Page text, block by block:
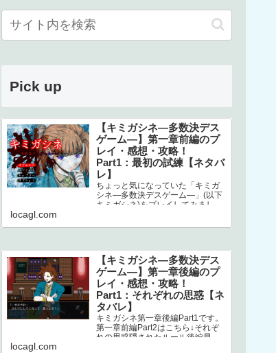
Pick up
【キミガシネ―多数決デス
ゲーム―】第一章前編のプ
レイ・感想・攻略！
Part1：最初の試練【ネタバ
レ】
ちょっと気になっていた「キミガ
シネ―多数決デスゲーム―」(以下
キミガシネ)をプレイしてみまし
locagl.com
【キミガシネ―多数決デス
ゲーム―】第一章後編のプ
レイ・感想・攻略！
Part1：それぞれの思惑【ネ
タバレ】
キミガシネ第一章後編Part1です。
第一章前編Part2はこちら↓それぞ
れの思惑隠されたルール後編早々
locagl.com